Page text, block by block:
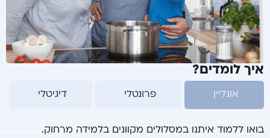
איך לומדים?
אונליין פרונטלי דיגיטלי
בואו ללמוד איתנו במסלולים מקוונים בלמידה מרחוק.